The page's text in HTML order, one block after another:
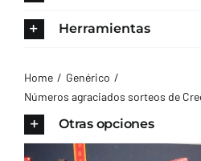
AYUNTAMIENTO
Herramientas
Home
Genérico
Números agraciados sorteos de
Otras opciones